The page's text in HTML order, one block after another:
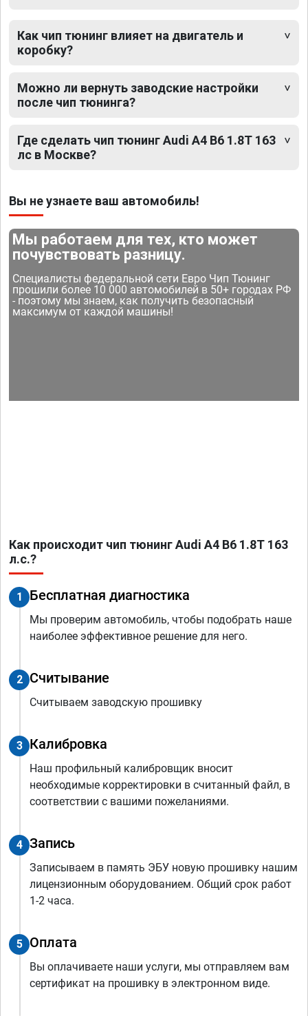
Как чип тюнинг влияет на двигатель и
коробку?
Можно ли вернуть заводские настройки
после чип тюнинга?
Где сделать чип тюнинг Audi A4 B6 1.8T 163
лс в Москве?
Вы не узнаете ваш автомобиль!
Мы работаем для тех, кто может
почувствовать разницу.
Специалисты федеральной сети Евро Чип Тюнинг
прошили более 10 000 автомобилей в 50+ городах РФ
- поэтому мы знаем, как получить безопасный
максимум от каждой машины!
Как происходит чип тюнинг Audi A4 B6 1.8T 163
л.с.?
1 Бесплатная диагностика
Мы проверим автомобиль, чтобы подобрать наше
наиболее эффективное решение для него.
2 Считывание
Считываем заводскую прошивку
3 Калибровка
Наш профильный калибровщик вносит
необходимые корректировки в считанный файл, в
соответствии с вашими пожеланиями.
4 Запись
Записываем в память ЭБУ новую прошивку нашим
лицензионным оборудованием. Общий срок работ
1-2 часа.
5 Оплата
Вы оплачиваете наши услуги, мы отправляем вам
сертификат на прошивку в электронном виде.